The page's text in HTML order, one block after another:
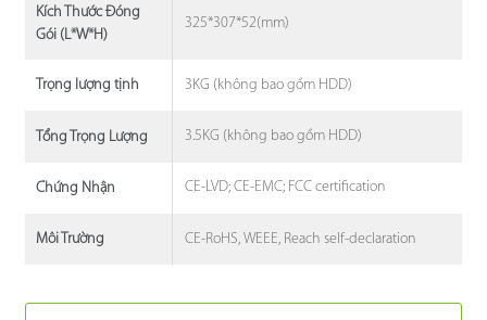
Kích Thước Đóng
Gói (L*W*H)
325*307*52(mm)
Trọng lượng tịnh 3KG (không bao gồm HDD)
Tổng Trọng Lượng 3.5KG (không bao gồm HDD)
Chứng Nhận CE-LVD; CE-EMC; FCC certification
Môi Trường CE-RoHS, WEEE, Reach self-declaration